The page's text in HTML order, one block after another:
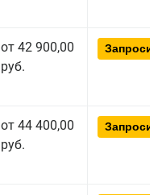
от 42 900,00
руб.
от 44 400,00
руб.